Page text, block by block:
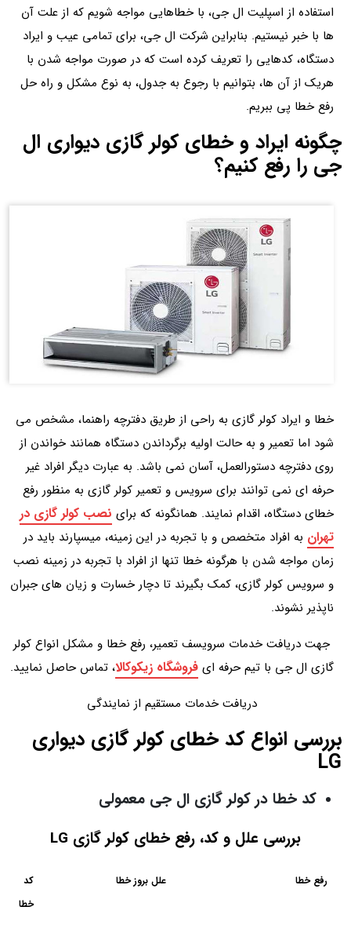
استفاده از اسپلیت ال جی، با خطاهایی مواجه شویم که از علت آن
ها با خبر نیستیم. بنابراین شرکت ال جی، برای تمامی عیب و ایراد
دستگاه، کدهایی را تعریف کرده است که در صورت مواجه شدن با
هریک از آن ها، بتوانیم با رجوع به جدول، به نوع مشکل و راه حل
رفع خطا پی ببریم.
چگونه ایراد و خطای کولر گازی دیواری ال
جی را رفع کنیم؟
خطا و ایراد کولر گازی به راحی از طریق دفترچه راهنما، مشخص می
شود اما تعمیر و به حالت اولیه برگرداندن دستگاه همانند خواندن از
روی دفترچه دستورالعمل، آسان نمی باشد. به عبارت دیگر افراد غیر
حرفه ای نمی توانند برای سرویس و تعمیر کولر گازی به منظور رفع
خطای دستگاه، اقدام نمایند. همانگونه که برای نصب کولر گازی در
تهران به افراد متخصص و با تجربه در این زمینه، میسپارند باید در
زمان مواجه شدن با هرگونه خطا تنها از افراد با تجربه در زمینه نصب
و سرویس کولر گازی، کمک بگیرند تا دچار خسارت و زیان های جبران
ناپذیر نشوند.
جهت دریافت خدمات سرویسف تعمیر، رفع خطا و مشکل انواع کولر
گازی ال جی با تیم حرفه ایفروشگاه زیکوکالا، تماس حاصل نمایید.
دریافت خدمات مستقیم از نمایندگی
بررسی انواع کد خطای کولر گازی دیواری
LG
کد خطا در کولر گازی ال جی معمولی
بررسی علل و کد، رفع خطای کولر گازی LG
رفع خطا علل بروز خطا
کد
خطا